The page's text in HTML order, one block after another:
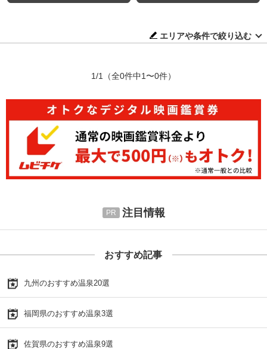
エリアや条件で絞り込む
1/1 （全0件中1〜0件）
注目情報
おすすめ記事
九州のおすすめ温泉20選
福岡県のおすすめ温泉3選
佐賀県のおすすめ温泉9選